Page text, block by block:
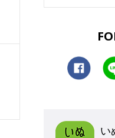
い